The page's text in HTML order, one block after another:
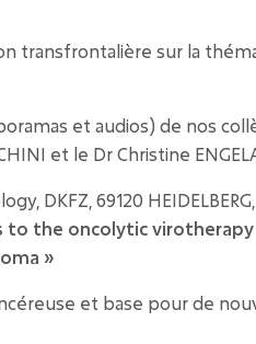
transfrontalière sur la
et audios) de nos
et le Dr Christine
DKFZ, 69120 HEIDELBERG,
to the oncolytic
»
et base pour de